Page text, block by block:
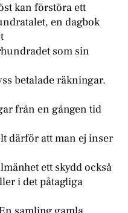
kan förstöra ett
en dagbok
som sin
betalade räkningar.
från en gången tid
därför att man ej inser
ett skydd också
i det påtagliga